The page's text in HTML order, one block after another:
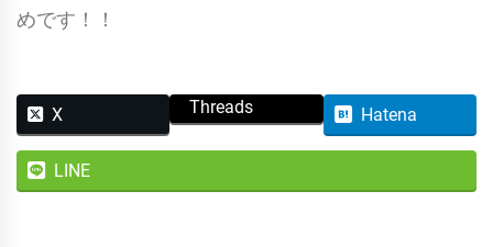
めです！！
X Threads Hatena
LINE